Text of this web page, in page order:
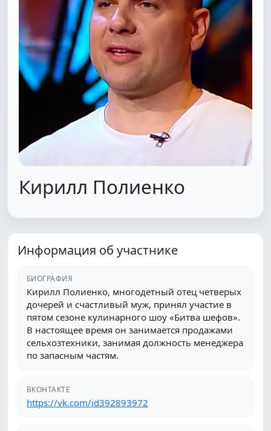
Кирилл Полиенко
Информация об участнике
БИОГРАФИЯ
Кирилл Полиенко, многодетный отец четверых
дочерей и счастливый муж, принял участие в
пятом сезоне кулинарного шоу «Битва шефов».
В настоящее время он занимается продажами
сельхозтехники, занимая должность менеджера
по запасным частям.
ВКОНТАКТЕ
https://vk.com/id392893972